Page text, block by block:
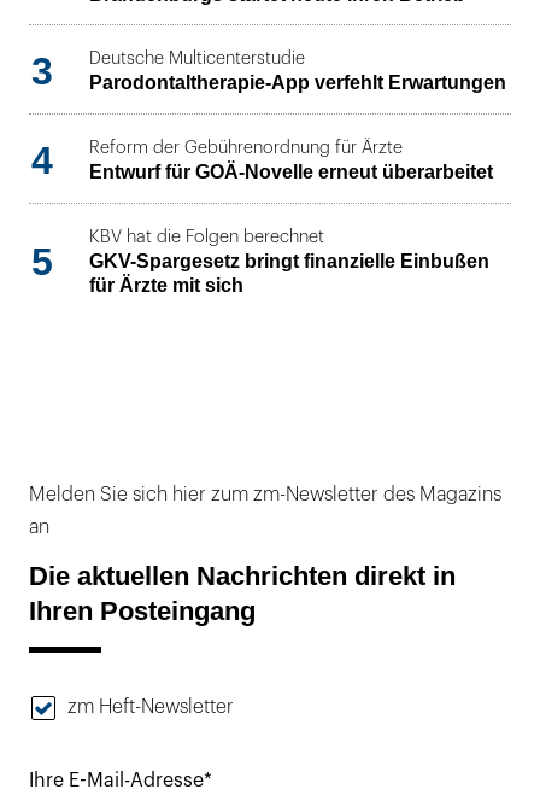
3 Deutsche Multicenterstudie
Parodontaltherapie-App verfehlt Erwartungen
4 Reform der Gebührenordnung für Ärzte
Entwurf für GOÄ-Novelle erneut überarbeitet
5
KBV hat die Folgen berechnet
GKV-Spargesetz bringt finanzielle Einbußen
für Ärzte mit sich
Melden Sie sich hier zum zm-Newsletter des Magazins
an
Die aktuellen Nachrichten direkt in
Ihren Posteingang
zm Heft-Newsletter
Ihre E-Mail-Adresse*